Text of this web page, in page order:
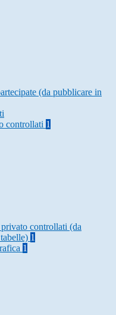
(da pubblicare in
controllati 1
controllati (da
1
1